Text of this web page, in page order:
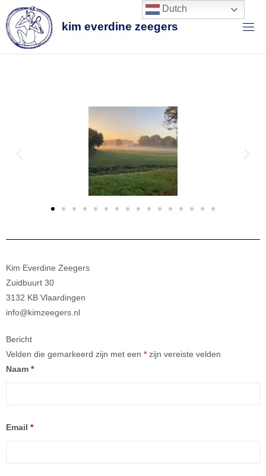
kim everd ine zeegers
Kim Everdine Zeegers
Zuidbuurt 30
3132 KB Vlaardingen
info@kimzeegers.nl
Bericht
Velden die gemarkeerd zijn met een * zijn vereiste velden
Naam *
Email *
Dutch